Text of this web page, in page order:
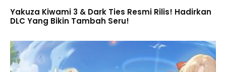
Yakuza Kiwami 3 & Dark Ties Resmi Rilis! Hadirkan
DLC Yang Bikin Tambah Seru!